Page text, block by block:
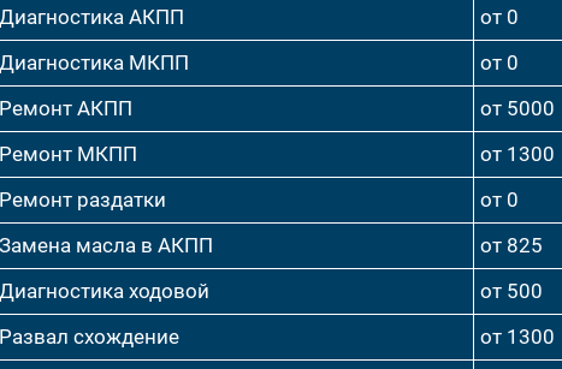
Диагностика АКПП
от 0
Диагностика МКПП
от 0
Ремонт АКПП
от 5000
Ремонт МКПП
от 1300
Ремонт раздатки
от 0
Замена масла в АКПП
от 825
Диагностика ходовой
от 500
Развал схождение
от 1300